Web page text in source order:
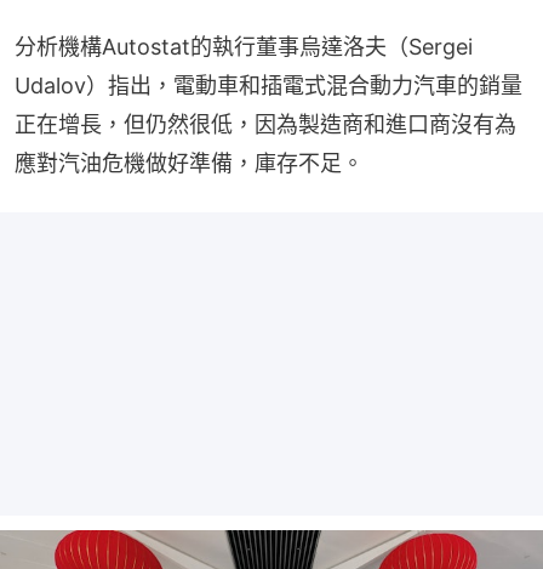
分析機構Autostat的執行董事烏達洛夫（Sergei
Udalov）指出，電動車和插電式混合動力汽車的銷量
正在增長，但仍然很低，因為製造商和進口商沒有為
應對汽油危機做好準備，庫存不足。